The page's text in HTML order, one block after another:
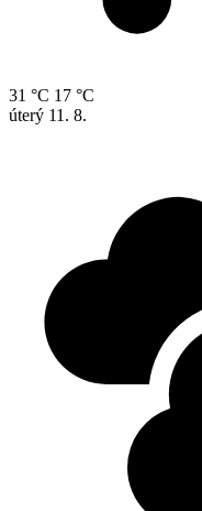
31 °C 17 °C
úterý 11. 8.